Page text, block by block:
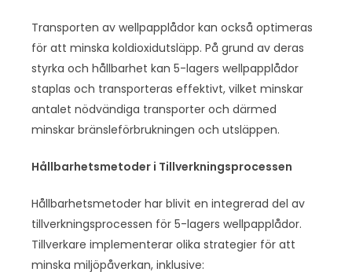
Transporten av wellpapplådor kan också optimeras
för att minska koldioxidutsläpp. På grund av deras
styrka och hållbarhet kan 5-lagers wellpapplådor
staplas och transporteras effektivt, vilket minskar
antalet nödvändiga transporter och därmed
minskar bränsleförbrukningen och utsläppen.
Hållbarhetsmetoder i Tillverkningsprocessen
Hållbarhetsmetoder har blivit en integrerad del av
tillverkningsprocessen för 5-lagers wellpapplådor.
Tillverkare implementerar olika strategier för att
minska miljöpåverkan, inklusive: